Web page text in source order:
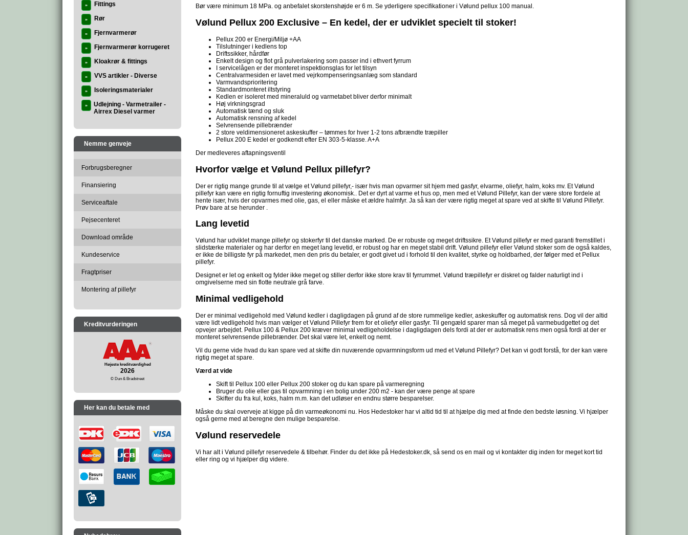
» Fittings
» Rør
» Fjernvarmerør
» Fjernvarmerør korrugeret
» Kloakrør & fittings
» VVS artikler - Diverse
» Isoleringsmaterialer
»
Udlejning - Varmetrailer -
Airrex Diesel varmer
Nemme genveje
Forbrugsberegner
Finansiering
Serviceaftale
Pejsecenteret
Download område
Kundeservice
Fragtpriser
Montering af pillefyr
Kreditvurderingen
Højeste kreditværdighed
2026
© Dun & Bradstreet
Her kan du betale med
Bør være minimum 18 MPa. og anbefalet skorstenshøjde er 6 m. Se yderligere specifikationer i Vølund pellux 100 manual.
Vølund Pellux 200 Exclusive – En kedel, der er udviklet specielt til stoker!
Pellux 200 er Energi/Miljø +AA
Tilslutninger i kedlens top
Driftssikker, hårdfør
Enkelt design og flot grå pulverlakering som passer ind i ethvert fyrrum
I servicelågen er der monteret inspektionsglas for let tilsyn
Centralvarmesiden er lavet med vejrkompenseringsanlæg som standard
Varmvandsprioritering
Standardmonteret iltstyring
Kedlen er isoleret med mineraluld og varmetabet bliver derfor minimalt
Høj virkningsgrad
Automatisk tænd og sluk
Automatisk rensning af kedel
Selvrensende pillebrænder
2 store veldimensioneret askeskuffer – tømmes for hver 1-2 tons afbrændte træpiller
Pellux 200 E kedel er godkendt efter EN 303-5-klasse. A+A
Der medleveres aftapningsventil
Hvorfor vælge et Vølund Pellux pillefyr?
Der er rigtig mange grunde til at vælge et Vølund pillefyr,- især hvis man opvarmer sit hjem med gasfyr, elvarme, oliefyr, halm, koks mv. Et Vølund
pillefyr kan være en rigtig fornuftig investering økonomisk.. Det er dyrt at varme et hus op, men med et Vølund Pillefyr, kan der være store fordele at
hente især, hvis der opvarmes med olie, gas, el eller måske et ældre halmfyr. Ja så kan der være rigtig meget at spare ved at skifte til Vølund Pillefyr.
Prøv bare at se herunder .
Lang levetid
Vølund har udviklet mange pillefyr og stokerfyr til det danske marked. De er robuste og meget driftssikre. Et Vølund pillefyr er med garanti fremstillet i
slidstærke materialer og har derfor en meget lang levetid, er robust og har en meget stabil drift. Vølund pillefyr eller Vølund stoker som de også kaldes,
er ikke de billigste fyr på markedet, men den pris du betaler, er godt givet ud i forhold til den kvalitet, styrke og holdbarhed, der følger med et Pellux
pillefyr.
Designet er let og enkelt og fylder ikke meget og stiller derfor ikke store krav til fyrrummet. Vølund træpillefyr er diskret og falder naturligt ind i
omgivelserne med sin flotte neutrale grå farve.
Minimal vedligehold
Der er minimal vedligehold med Vølund kedler i dagligdagen på grund af de store rummelige kedler, askeskuffer og automatisk rens. Dog vil der altid
være lidt vedligehold hvis man vælger et Vølund Pillefyr frem for et oliefyr eller gasfyr. Til gengæld sparer man så meget på varmebudgettet og det
opvejer arbejdet. Pellux 100 & Pellux 200 kræver minimal vedligeholdelse i dagligdagen dels fordi at der er automatisk rens men også fordi at der er
monteret selvrensende pillebrænder. Det skal være let, enkelt og nemt.
Vil du gerne vide hvad du kan spare ved at skifte din nuværende opvarmningsform ud med et Vølund Pillefyr? Det kan vi godt forstå, for der kan være
rigtig meget at spare.
Værd at vide
Skift til Pellux 100 eller Pellux 200 stoker og du kan spare på varmeregning
Bruger du olie eller gas til opvarmning i en bolig under 200 m2 - kan der være penge at spare
Skifter du fra kul, koks, halm m.m. kan det udløser en endnu større besparelser.
Måske du skal overveje at kigge på din varmeøkonomi nu. Hos Hedestoker har vi altid tid til at hjælpe dig med at finde den bedste løsning. Vi hjælper
også gerne med at beregne den mulige besparelse.
Vølund reservedele
Vi har alt i Vølund pillefyr reservedele & tilbehør. Finder du det ikke på Hedestoker.dk, så send os en mail og vi kontakter dig inden for meget kort tid
eller ring og vi hjælper dig videre.